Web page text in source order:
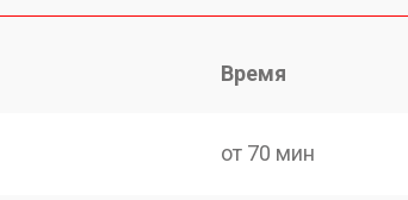
Время
от 70 мин